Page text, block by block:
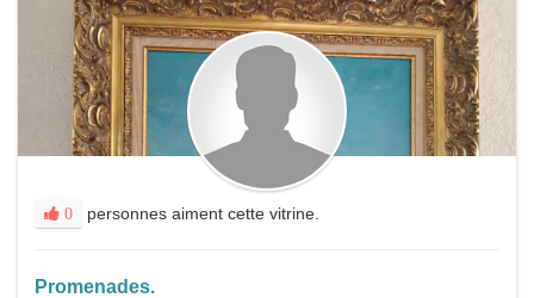
0 personnes aiment cette vitrine.
Promenades.